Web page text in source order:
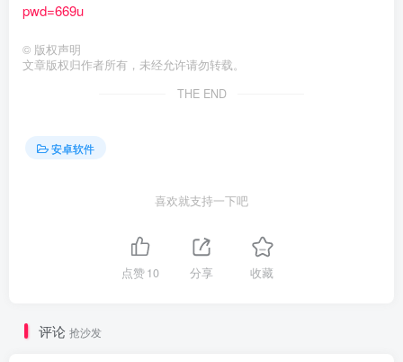
pwd=669u
© 版权声明
文章版权归作者所有，未经允许请勿转载。
THE END
安卓软件
喜欢就支持一下吧
点赞10 分享 收藏
评论 抢沙发